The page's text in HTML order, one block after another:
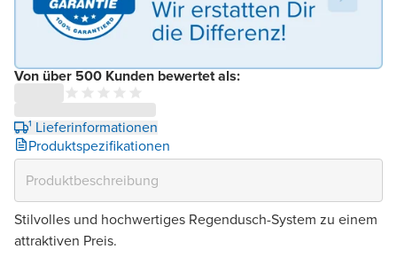
Von über 500 Kunden bewertet als:
¹ Lieferinformationen
Produktspezifikationen
Stilvolles und hochwertiges Regendusch-System zu einem
attraktiven Preis.